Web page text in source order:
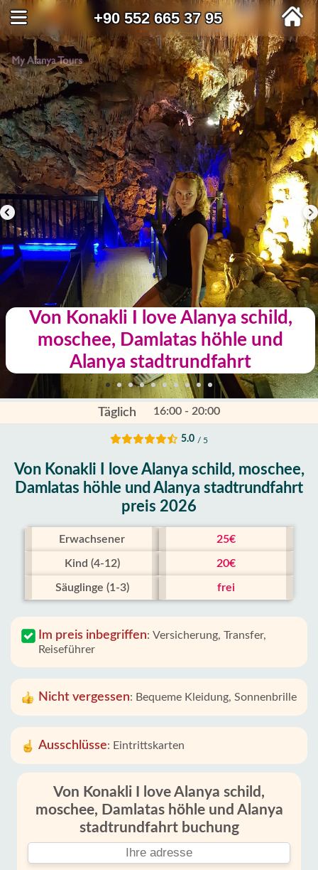
+90 552 665 37 95
Von Konakli I love Alanya schild,
moschee, Damlatas höhle und
Alanya stadtrundfahrt
Täglich 16:00 - 20:00
5.0 / 5
Von Konakli I love Alanya schild, moschee,
Damlatas höhle und Alanya stadtrundfahrt
preis 2026
Erwachsener 25€
Kind (4-12) 20€
Säuglinge (1-3) frei
Im preis inbegriffen: Versicherung, Transfer,
Reiseführer
Nicht vergessen: Bequeme Kleidung, Sonnenbrille
Ausschlüsse: Eintrittskarten
Von Konakli I love Alanya schild,
moschee, Damlatas höhle und Alanya
stadtrundfahrt buchung